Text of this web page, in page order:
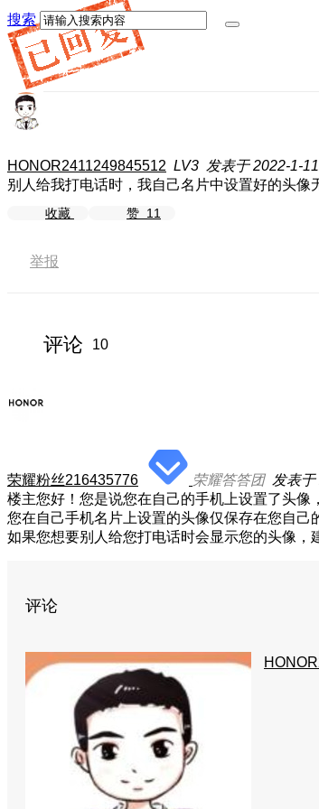
搜索
HONOR2411249845512 LV3 发表于 2022-1-
别人给我打电话时，我自己名片中设置好的头像
收藏 赞 11
举报
评论 10
荣耀粉丝216435776 荣耀答答团 发表
楼主您好！您是说您在自己的手机上设置了头像
您在自己手机名片上设置的头像仅保存在您自
如果您想要别人给您打电话时会显示您的头像
评论